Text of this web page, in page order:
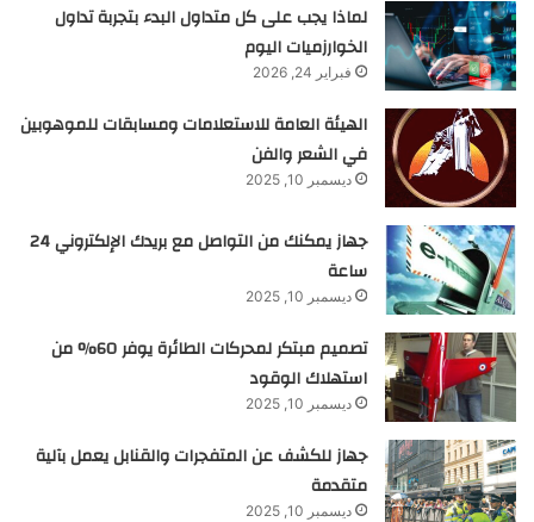
لماذا يجب على كل متداول البدء بتجربة تداول
الخوارزميات اليوم
فبراير 24, 2026
الهيئة العامة للاستعلامات ومسابقات للموهوبين
في الشعر والفن
ديسمبر 10, 2025
جهاز يمكنك من التواصل مع بريدك الإلكتروني 24
ساعة
ديسمبر 10, 2025
تصميم مبتكر لمحركات الطائرة يوفر 60% من
استهلاك الوقود
ديسمبر 10, 2025
جهاز للكشف عن المتفجرات والقنابل يعمل بآلية
متقدمة
ديسمبر 10, 2025